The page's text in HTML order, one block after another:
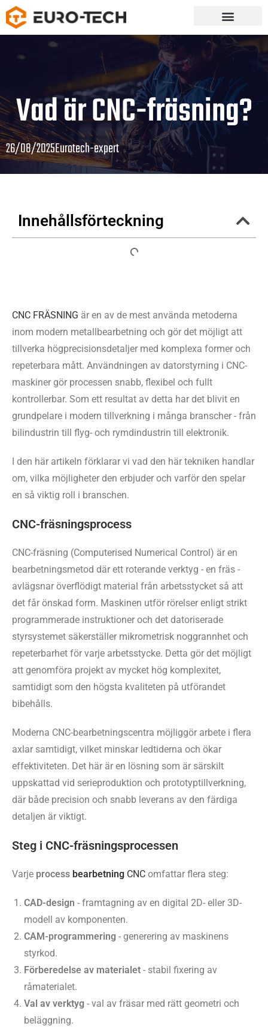
Vad är CNC-fräsning?
26/08/2025Eurotech-expert
Innehållsförteckning
CNC FRÄSNING är en av de mest använda metoderna
inom modern metallbearbetning och gör det möjligt att
tillverka högprecisionsdetaljer med komplexa former och
repeterbara mått. Användningen av datorstyrning i CNC-
maskiner gör processen snabb, flexibel och fullt
kontrollerbar. Som ett resultat av detta har det blivit en
grundpelare i modern tillverkning i många branscher - från
bilindustrin till flyg- och rymdindustrin till elektronik.
I den här artikeln förklarar vi vad den här tekniken handlar
om, vilka möjligheter den erbjuder och varför den spelar
en så viktig roll i branschen.
CNC-fräsningsprocess
CNC-fräsning (Computerised Numerical Control) är en
bearbetningsmetod där ett roterande verktyg - en fräs -
avlägsnar överflödigt material från arbetsstycket så att
det får önskad form. Maskinen utför rörelser enligt strikt
programmerade instruktioner och det datoriserade
styrsystemet säkerställer mikrometrisk noggrannhet och
repeterbarhet för varje arbetsstycke. Detta gör det möjligt
att genomföra projekt av mycket hög komplexitet,
samtidigt som den högsta kvaliteten på utförandet
bibehålls.
Moderna CNC-bearbetningscentra möjliggör arbete i flera
axlar samtidigt, vilket minskar ledtiderna och ökar
effektiviteten. Det här är en lösning som är särskilt
uppskattad vid serieproduktion och prototyptillverkning,
där både precision och snabb leverans av den färdiga
detaljen är viktigt.
Steg i CNC-fräsningsprocessen
Varje process bearbetning CNC omfattar flera steg:
CAD-design - framtagning av en digital 2D- eller 3D-
modell av komponenten.
CAM-programmering - generering av maskinens
styrkod.
Förberedelse av materialet - stabil fixering av
råmaterialet.
Val av verktyg - val av fräsar med rätt geometri och
beläggning.